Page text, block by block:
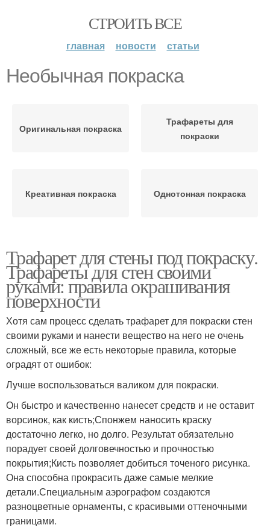
СТРОИТЬ ВСЕ
главная новости статьи
Необычная покраска
Оригинальная покраска
Трафареты для
покраски
Креативная покраска Однотонная покраска
Трафарет для стены под покраску.
Трафареты для стен своими
руками: правила окрашивания
поверхности
Хотя сам процесс сделать трафарет для покраски стен
своими руками и нанести вещество на него не очень
сложный, все же есть некоторые правила, которые
оградят от ошибок:
Лучше воспользоваться валиком для покраски.
Он быстро и качественно нанесет средств и не оставит
ворсинок, как кисть;Спонжем наносить краску
достаточно легко, но долго. Результат обязательно
порадует своей долговечностью и прочностью
покрытия;Кисть позволяет добиться точеного рисунка.
Она способна прокрасить даже самые мелкие
детали.Специальным аэрографом создаются
разноцветные орнаменты, с красивыми оттеночными
границами.